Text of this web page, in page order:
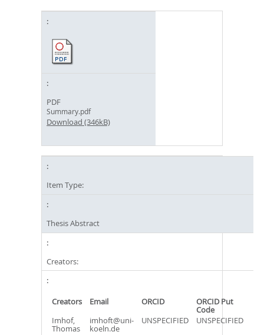
PDF
Summary.pdf
Download (346kB)
Item Type:
Thesis Abstract
Creators:
Creators Email ORCID ORCID Put
Code
Imhof,
Thomas
imhoft@uni-
koeln.de
UNSPECIFIED UNSPECIFIED